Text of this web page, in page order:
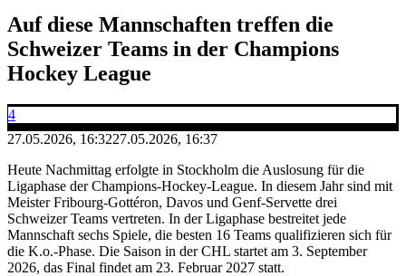
Auf diese Mannschaften treffen die
Schweizer Teams in der Champions
Hockey League
4
27.05.2026, 16:3227.05.2026, 16:37
Heute Nachmittag erfolgte in Stockholm die Auslosung für die
Ligaphase der Champions-Hockey-League. In diesem Jahr sind mit
Meister Fribourg-Gottéron, Davos und Genf-Servette drei
Schweizer Teams vertreten. In der Ligaphase bestreitet jede
Mannschaft sechs Spiele, die besten 16 Teams qualifizieren sich für
die K.o.-Phase. Die Saison in der CHL startet am 3. September
2026, das Final findet am 23. Februar 2027 statt.